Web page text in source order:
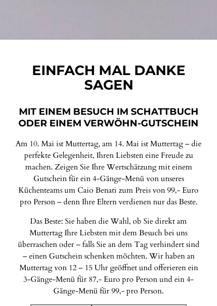
EINFACH MAL DANKE
SAGEN
MIT EINEM BESUCH IM SCHATTBUCH
ODER EINEM VERWÖHN-GUTSCHEIN
Am 10. Mai ist Muttertag, am 14. Mai ist Muttertag – die
perfekte Gelegenheit, Ihren Liebsten eine Freude zu
machen. Zeigen Sie Ihre Wertschätzung mit einem
Gutschein für ein 4-Gänge-Menü von unseres
Küchenteams um Caio Benati zum Preis von 99,- Euro
pro Person – denn Ihre Eltern verdienen nur das Beste.
Das Beste: Sie haben die Wahl, ob Sie direkt am
Muttertag Ihre Liebsten mit dem Besuch bei uns
überraschen oder – falls Sie an dem Tag verhindert sind
– einen Gutschein schenken möchten. Wir haben an
Muttertag von 12 – 15 Uhr geöffnet und offerieren ein
3-Gänge-Menü für 87,- Euro pro Person und ein 4-
Gänge-Menü für 99,- pro Person.